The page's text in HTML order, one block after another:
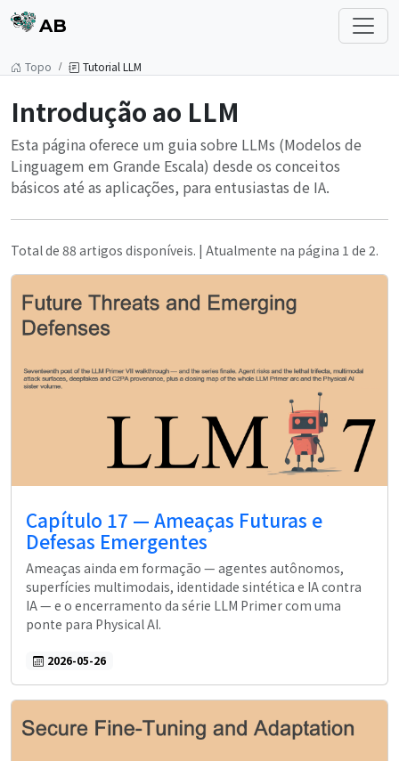
AB
Topo Tutorial LLM
Introdução ao LLM
Esta página oferece um guia sobre LLMs (Modelos de
Linguagem em Grande Escala) desde os conceitos
básicos até as aplicações, para entusiastas de IA.
Total de 88 artigos disponíveis. | Atualmente na página 1 de 2.
Capítulo 17 — Ameaças Futuras e
Defesas Emergentes
Ameaças ainda em formação — agentes autônomos,
superfícies multimodais, identidade sintética e IA contra
IA — e o encerramento da série LLM Primer com uma
ponte para Physical AI.
2026-05-26